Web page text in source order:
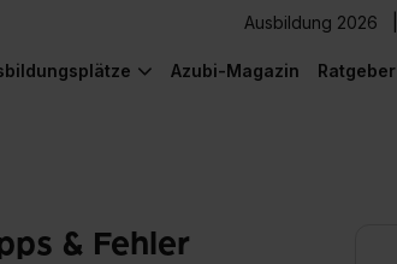
Ausbildung 2026
Azubi-Magazin Ratgeber
& Fehler